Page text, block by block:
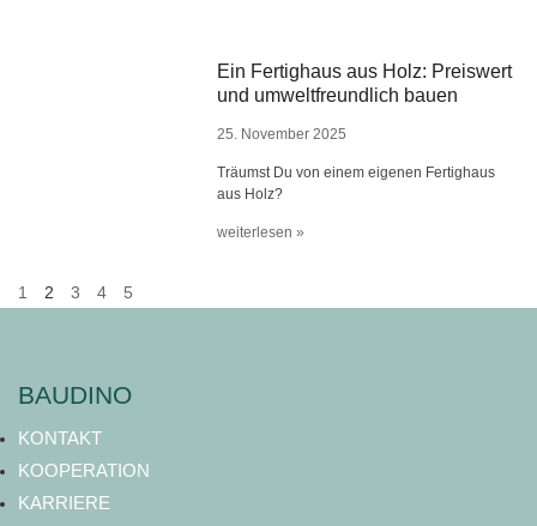
Ein Fertighaus aus Holz: Preiswert
und umweltfreundlich bauen
25. November 2025
Träumst Du von einem eigenen Fertighaus
aus Holz?
weiterlesen »
1 2 3 4 5
BAUDINO
KONTAKT
KOOPERATION
KARRIERE